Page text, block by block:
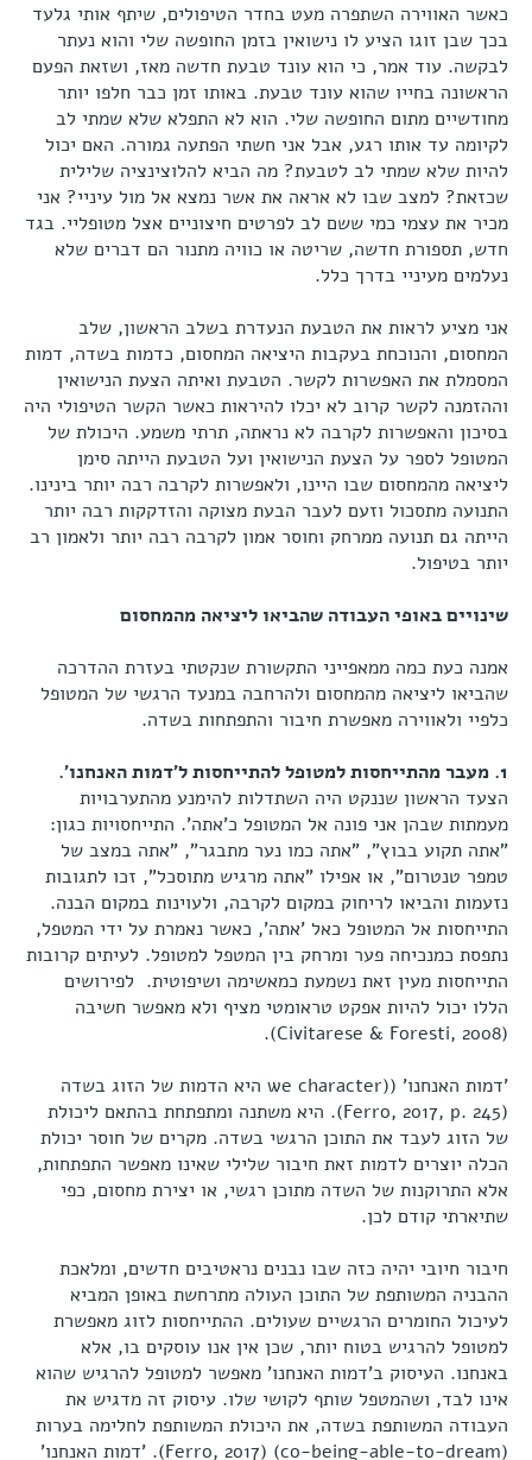
כאשר האווירה השתפרה מעט בחדר הטיפולים, שיתף אותי גלעד
בכך שבן זוגו הציע לו נישואין בזמן החופשה שלי והוא נעתר
לבקשה. עוד אמר, כי הוא עונד טבעת חדשה מאז, ושזאת הפעם
הראשונה בחייו שהוא עונד טבעת. באותו זמן כבר חלפו יותר
מחודשיים מתום החופשה שלי. הוא לא התפלא שלא שמתי לב
לקיומה עד אותו רגע, אבל אני חשתי הפתעה גמורה. האם יכול
להיות שלא שמתי לב לטבעת? מה הביא להלוצינציה שלילית
שכזאת? למצב שבו לא אראה את אשר נמצא אל מול עיניי? אני
מכיר את עצמי כמי ששם לב לפרטים חיצוניים אצל מטופליי. בגד
חדש, תספורת חדשה, שריטה או כוויה מתנור הם דברים שלא
נעלמים מעיניי בדרך כלל.
אני מציע לראות את הטבעת הנעדרת בשלב הראשון, שלב
המחסום, והנוכחת בעקבות היציאה המחסום, כדמות בשדה, דמות
המסמלת את האפשרות לקשר. הטבעת ואיתה הצעת הנישואין
וההזמנה לקשר קרוב לא יכלו להיראות כאשר הקשר הטיפולי היה
בסיכון והאפשרות לקרבה לא נראתה, תרתי משמע. היכולת של
המטופל לספר על הצעת הנישואין ועל הטבעת הייתה סימן
ליציאה מהמחסום שבו היינו, ולאפשרות לקרבה רבה יותר בינינו.
התנועה מתסכול וזעם לעבר הבעת מצוקה והזדקקות רבה יותר
הייתה גם תנועה ממרחק וחוסר אמון לקרבה רבה יותר ולאמון רב
יותר בטיפול.
שינויים באופי העבודה שהביאו ליציאה מהמחסום
אמנה כעת כמה ממאפייני התקשורת שנקטתי בעזרת ההדרכה
שהביאו ליציאה מהמחסום ולהרחבה במנעד הרגשי של המטופל
כלפיי ולאווירה מאפשרת חיבור והתפתחות בשדה.
1. מעבר מהתייחסות למטופל להתייחסות ל’דמות האנחנו’.
הצעד הראשון שננקט היה השתדלות להימנע מהתערבויות
מעמתות שבהן אני פונה אל המטופל כ’אתה’. התייחסויות כגון:
"אתה תקוע בבוץ", "אתה כמו נער מתבגר", "אתה במצב של
טמפר טנטרום", או אפילו "אתה מרגיש מתוסכל", זכו לתגובות
נזעמות והביאו לריחוק במקום לקרבה, ולעוינות במקום הבנה.
התייחסות אל המטופל כאל ’אתה’, כאשר נאמרת על ידי המטפל,
נתפסת כמנכיחה פער ומרחק בין המטפל למטופל. לעיתים קרובות
התייחסות מעין זאת נשמעת כמאשימה ושיפוטית. לפירושים
הללו יכול להיות אפקט טראומטי מציף ולא מאפשר חשיבה
(Civitarese & Foresti, 2008).
’דמות האנחנו’ ((we character היא הדמות של הזוג בשדה
(Ferro, 2017, p. 245). היא משתנה ומתפתחת בהתאם ליכולת
של הזוג לעבד את התוכן הרגשי בשדה. מקרים של חוסר יכולת
הכלה יוצרים לדמות זאת חיבור שלילי שאינו מאפשר התפתחות,
אלא התרוקנות של השדה מתוכן רגשי, או יצירת מחסום, כפי
שתיארתי קודם לכן.
חיבור חיובי יהיה כזה שבו נבנים נראטיבים חדשים, ומלאכת
ההבניה המשותפת של התוכן העולה מתרחשת באופן המביא
לעיכול החומרים הרגשיים שעולים. ההתייחסות לזוג מאפשרת
למטופל להרגיש בטוח יותר, שכן אין אנו עוסקים בו, אלא
באנחנו. העיסוק ב’דמות האנחנו’ מאפשר למטופל להרגיש שהוא
אינו לבד, ושהמטפל שותף לקושי שלו. עיסוק זה מדגיש את
העבודה המשותפת בשדה, את היכולת המשותפת לחלימה בערות
(co-being-able-to-dream) (Ferro, 2017). ’דמות האנחנו’